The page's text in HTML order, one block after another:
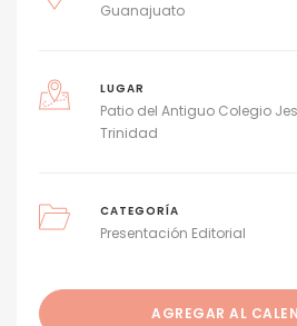
Guanajuato
LUGAR
Patio del Antiguo Colegio
Trinidad
CATEGORÍA
Presentación Editorial
AGREGAR AL